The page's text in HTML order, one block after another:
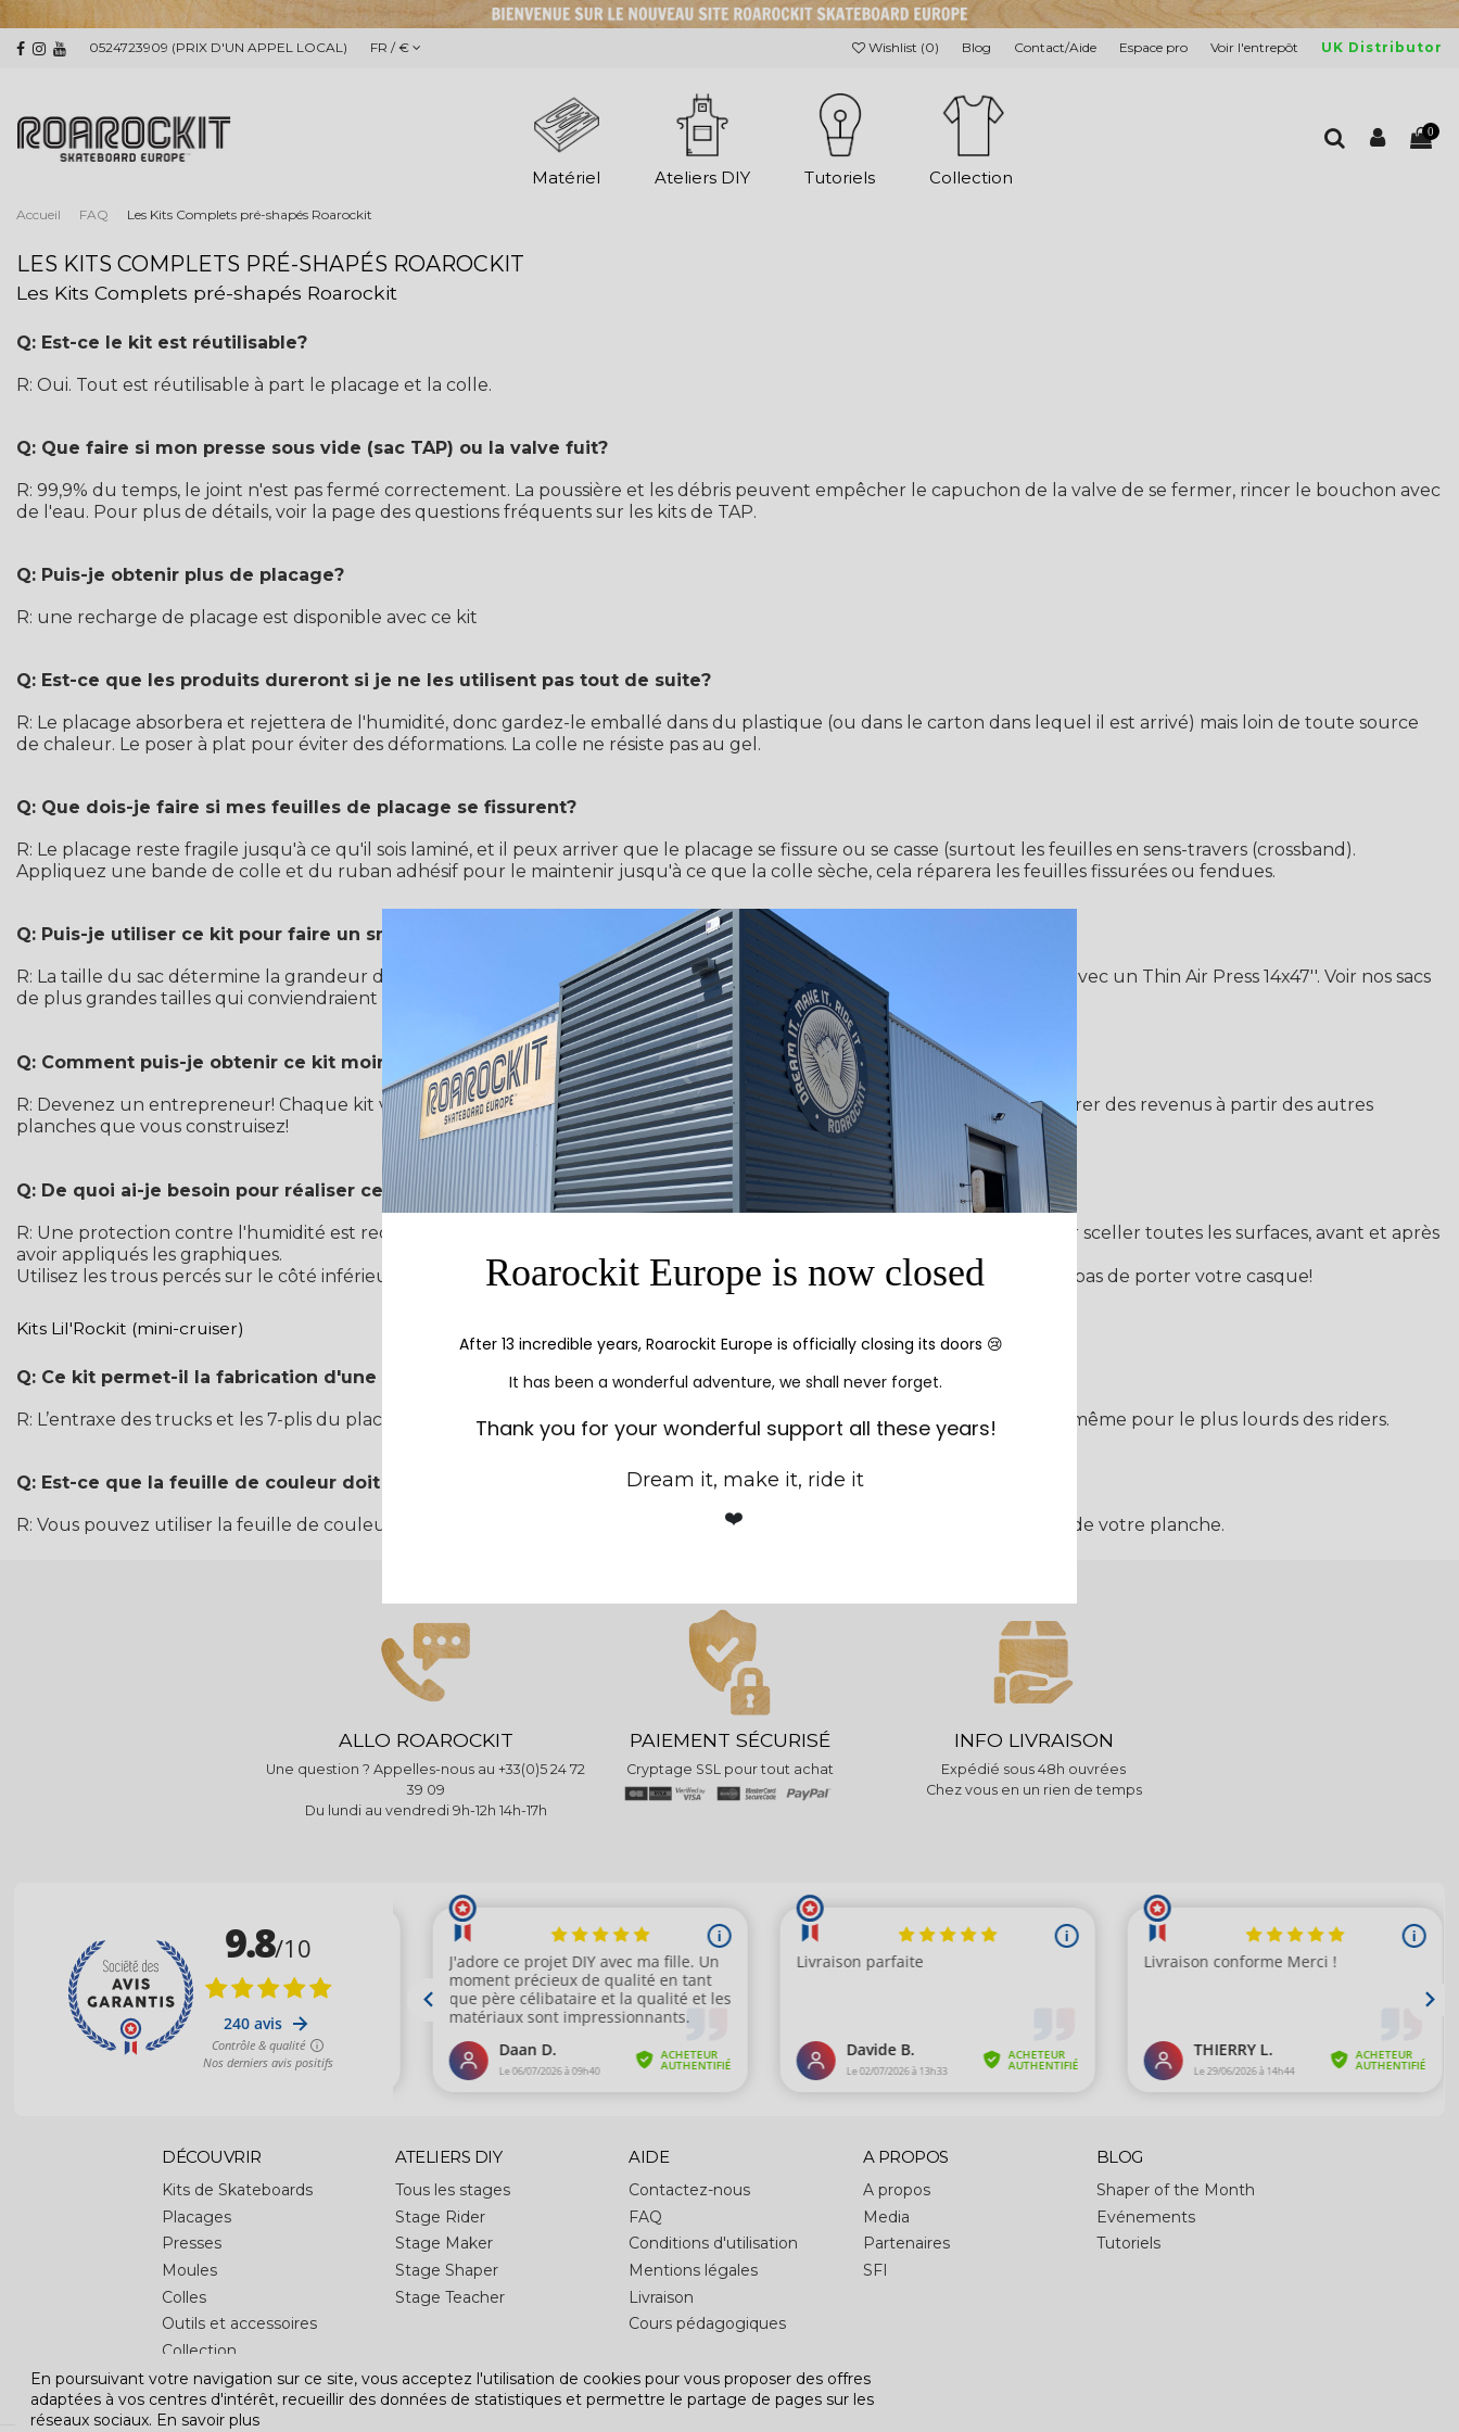
0524723909 (PRIX D'UN APPEL LOCAL) FR / € Wishlist (0) Blog Contact/Aide Espace pro Voir l'entrepôt UK Distributor
Matériel Ateliers DIY Tutoriels Collection
0
Accueil FAQ Les Kits Complets pré-shapés Roarockit
LES KITS COMPLETS PRÉ-SHAPÉS ROAROCKIT
Les Kits Complets pré-shapés Roarockit
Q: Est-ce le kit est réutilisable?
R: Oui. Tout est réutilisable à part le placage et la colle.
Q: Que faire si mon presse sous vide (sac TAP) ou la valve fuit?
R: 99,9% du temps, le joint n'est pas fermé correctement. La poussière et les débris peuvent empêcher le capuchon de la valve de se fermer, rincer le bouchon avec
de l'eau. Pour plus de détails, voir la page des questions fréquents sur les kits de TAP.
Q: Puis-je obtenir plus de placage?
R: une recharge de placage est disponible avec ce kit
Q: Est-ce que les produits dureront si je ne les utilisent pas tout de suite?
R: Le placage absorbera et rejettera de l'humidité, donc gardez-le emballé dans du plastique (ou dans le carton dans lequel il est arrivé) mais loin de toute source
de chaleur. Le poser à plat pour éviter des déformations. La colle ne résiste pas au gel.
Q: Que dois-je faire si mes feuilles de placage se fissurent?
R: Le placage reste fragile jusqu'à ce qu'il sois laminé, et il peux arriver que le placage se fissure ou se casse (surtout les feuilles en sens-travers (crossband).
Appliquez une bande de colle et du ruban adhésif pour le maintenir jusqu'à ce que la colle sèche, cela réparera les feuilles fissurées ou fendues.
Q: Puis-je utiliser ce kit pour faire un snowboard ou des wakes?
R: La taille du sac détermine la grandeur du projet vous que pouvez faire. Vous êtes limités à des projets de petites tailles avec un Thin Air Press 14x47''. Voir nos sacs
de plus grandes tailles qui conviendraient à votre projet.
Q: Comment puis-je obtenir ce kit moins cher?
R: Devenez un entrepreneur! Chaque kit vous permet de faire plus d'une planche, construisez en une pour vous et générer des revenus à partir des autres
planches que vous construisez!
Q: De quoi ai-je besoin pour réaliser ce projet?
R: Une protection contre l'humidité est recommandé (protégez votre planche de vernis pour extérieur à base d'eau) pour sceller toutes les surfaces, avant et après
avoir appliqués les graphiques.
Utilisez les trous percés sur le côté inférieur pour percer les trous de trucks, avec un forêt de 6 mm. Et bien sûr, n'oubliez pas de porter votre casque!
Kits Lil'Rockit (mini-cruiser)
Q: Ce kit permet-il la fabrication d'une planche de bonne qualité ?
R: L’entraxe des trucks et les 7-plis du placage d'érable en 1/16" d'épaisseur, permet le construction d'une planche adapté même pour le plus lourds des riders.
Q: Est-ce que la feuille de couleur doit obligatoirement aller sur le dessus ?
R: Vous pouvez utiliser la feuille de couleur comme une couche extérieure aussi bien qu'intérieure pour un profil coloré de votre planche.
ALLO ROAROCKIT
Une question ? Appelles-nous au +33(0)5 24 72
39 09
Du lundi au vendredi 9h-12h 14h-17h
PAIEMENT SÉCURISÉ
Cryptage SSL pour tout achat
INFO LIVRAISON
Expédié sous 48h ouvrées
Chez vous en un rien de temps
DÉCOUVRIR
Kits de Skateboards
Placages
Presses
Moules
Colles
Outils et accessoires
Collection
ATELIERS DIY
Tous les stages
Stage Rider
Stage Maker
Stage Shaper
Stage Teacher
AIDE
Contactez-nous
FAQ
Conditions d'utilisation
Mentions légales
Livraison
Cours pédagogiques
A PROPOS
A propos
Media
Partenaires
SFI
BLOG
Shaper of the Month
Evénements
Tutoriels
En poursuivant votre navigation sur ce site, vous acceptez l'utilisation de cookies pour vous proposer des offres
adaptées à vos centres d'intérêt, recueillir des données de statistiques et permettre le partage de pages sur les
réseaux sociaux. En savoir plus
Roarockit Europe is now closed
After 13 incredible years, Roarockit Europe is officially closing its doors 😢
Thank you for your wonderful support all these years!
❤️
It has been a wonderful adventure, we shall never forget.
Dream it, make it, ride it